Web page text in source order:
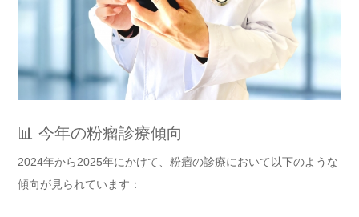
📊 今年の粉瘤診療傾向
2024年から2025年にかけて、粉瘤の診療において以下のような
傾向が見られています：